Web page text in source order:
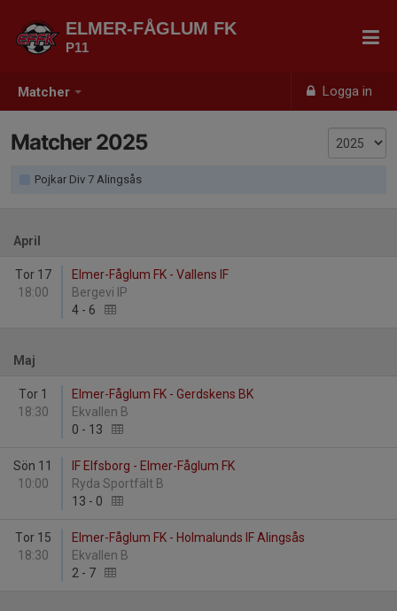
Matcher Logga in
ELMER-FÅGLUM FK
P11
Matcher 2025
Pojkar Div 7 Alingsås
April
Tor 17
18:00
Elmer-Fåglum FK - Vallens IF
Bergevi IP
4 - 6
Maj
Tor 1
18:30
Elmer-Fåglum FK - Gerdskens BK
Ekvallen B
0 - 13
Sön 11
10:00
IF Elfsborg - Elmer-Fåglum FK
Ryda Sportfält B
13 - 0
Tor 15
18:30
Elmer-Fåglum FK - Holmalunds IF Alingsås
Ekvallen B
2 - 7